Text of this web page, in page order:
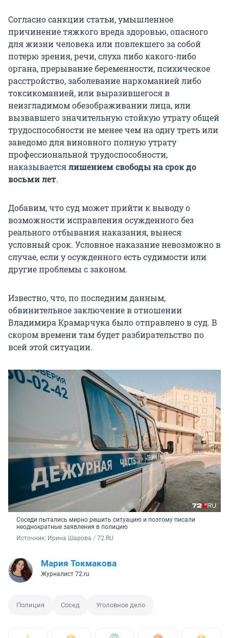
Согласно санкции статьи, умышленное
причинение тяжкого вреда здоровью, опасного
для жизни человека или повлекшего за собой
потерю зрения, речи, слуха либо какого-либо
органа, прерывание беременности, психическое
расстройство, заболевание наркоманией либо
токсикоманией, или выразившегося в
неизгладимом обезображивании лица, или
вызвавшего значительную стойкую утрату общей
трудоспособности не менее чем на одну треть или
заведомо для виновного полную утрату
профессиональной трудоспособности,
наказываетсялишением свободы на срок до
восьми лет.
Добавим, что суд может прийти к выводу о
возможности исправления осужденного без
реального отбывания наказания, вынеся
условный срок. Условное наказание невозможно в
случае, если у осужденного есть судимости или
другие проблемы с законом.
Известно, что, по последним данным,
обвинительное заключение в отношении
Владимира Крамарчука было отправлено в суд. В
скором времени там будет разбирательство по
всей этой ситуации.
Соседи пытались мирно решить ситуацию и поэтому писали
неоднократные заявления в полицию
Источник: Ирина Шарова / 72.RU
Мария Токмакова
Журналист 72.ru
Полиция Сосед Уголовное дело